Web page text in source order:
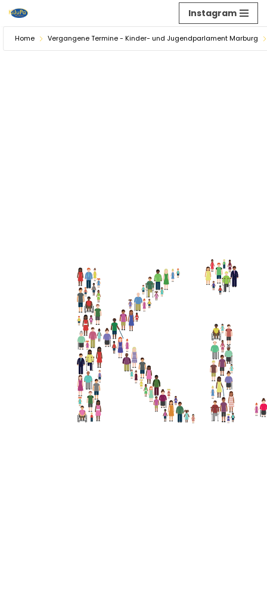
Zum
Inhalt
Instagram
Home Vergangene Termine - Kinder- und Jugendparlament Marburg